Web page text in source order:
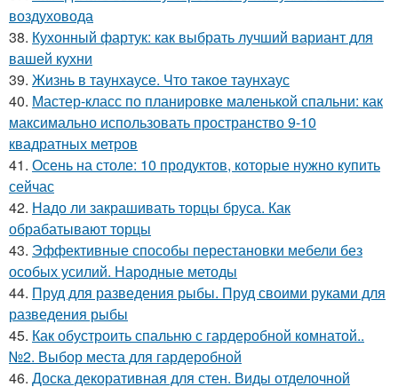
воздуховода
38. Кухонный фартук: как выбрать лучший вариант для
вашей кухни
39. Жизнь в таунхаусе. Что такое таунхаус
40. Мастер-класс по планировке маленькой спальни: как
максимально использовать пространство 9-10
квадратных метров
41. Осень на столе: 10 продуктов, которые нужно купить
сейчас
42. Надо ли закрашивать торцы бруса. Как
обрабатывают торцы
43. Эффективные способы перестановки мебели без
особых усилий. Народные методы
44. Пруд для разведения рыбы. Пруд своими руками для
разведения рыбы
45. Как обустроить спальню с гардеробной комнатой..
№2. Выбор места для гардеробной
46. Доска декоративная для стен. Виды отделочной